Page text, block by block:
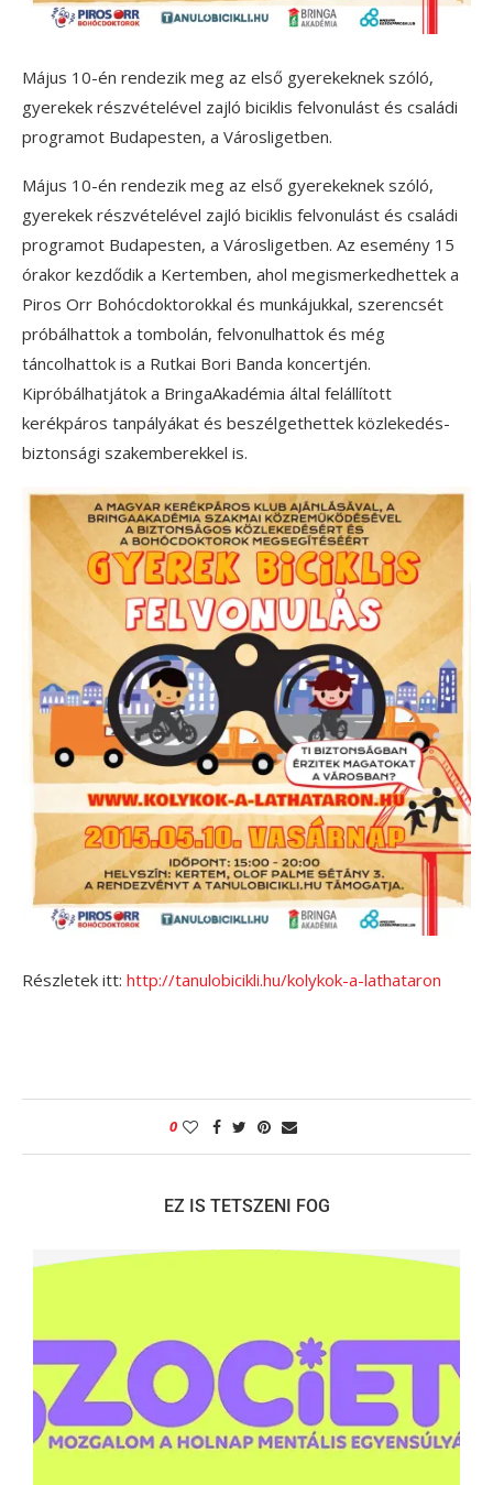
Május 10-én rendezik meg az első gyerekeknek szóló,
gyerekek részvételével zajló biciklis felvonulást és családi
programot Budapesten, a Városligetben.
Május 10-én rendezik meg az első gyerekeknek szóló,
gyerekek részvételével zajló biciklis felvonulást és családi
programot Budapesten, a Városligetben. Az esemény 15
órakor kezdődik a Kertemben, ahol megismerkedhettek a
Piros Orr Bohócdoktorokkal és munkájukkal, szerencsét
próbálhattok a tombolán, felvonulhattok és még
táncolhattok is a Rutkai Bori Banda koncertjén.
Kipróbálhatjátok a BringaAkadémia által felállított
kerékpáros tanpályákat és beszélgethettek közlekedés-
biztonsági szakemberekkel is.
Részletek itt: http://tanulobicikli.hu/kolykok-a-lathataron
0
EZ IS TETSZENI FOG